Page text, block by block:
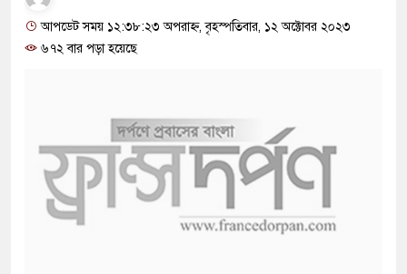
আপডেট সময় ১২:৩৮:২৩ অপরাহ্ন, বৃহস্পতিবার, ১২ অক্টোবর ২০২৩
৬৭২ বার পড়া হয়েছে